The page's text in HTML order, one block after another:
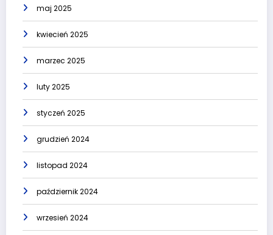
maj 2025
kwiecień 2025
marzec 2025
luty 2025
styczeń 2025
grudzień 2024
listopad 2024
październik 2024
wrzesień 2024